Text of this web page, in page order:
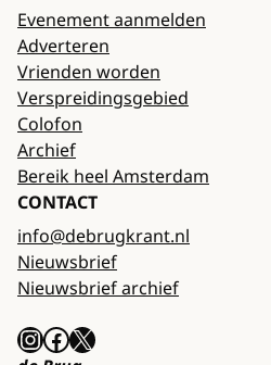
Evenement aanmelden
Adverteren
Vrienden worden
Verspreidingsgebied
Colofon
Archief
Bereik heel Amsterdam
CONTACT
info@debrugkrant.nl
Nieuwsbrief
Nieuwsbrief archief
InstagramFacebook X